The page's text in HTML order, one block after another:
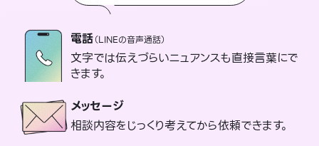
電話（LINEの音声通話）
文字では伝えづらいニュアンスも直接言葉にで
きます。
メッセージ
相談内容をじっくり考えてから依頼できます。